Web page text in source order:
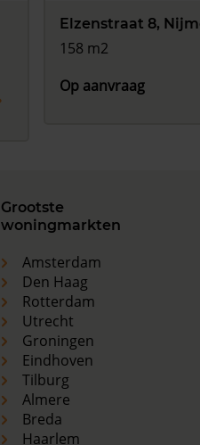
Elzenstraat 8,
158 m2
Op aanvraag
Grootste
woningmarkten
Amsterdam
Den Haag
Rotterdam
Utrecht
Groningen
Eindhoven
Tilburg
Almere
Breda
Haarlem